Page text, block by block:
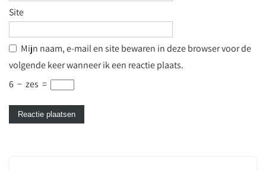
Site
Mijn naam, e-mail en site bewaren in deze browser voor de
volgende keer wanneer ik een reactie plaats.
6 − zes =